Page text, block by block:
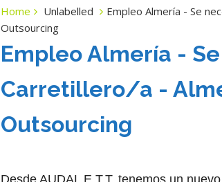
Home Unlabelled
Empleo Almería - Se
Outsourcing
Empleo Almería -
Carretillero/a -
Outsourcing
Desde AUDAL E.T.T. tenemos un